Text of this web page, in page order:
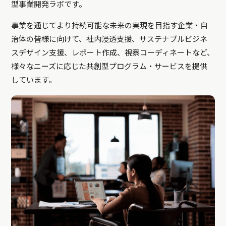
型事業開発ラボです。
事業を通じてより持続可能な未来の実現を目指す企業・自
治体の皆様に向けて、社内浸透支援、サステナブルビジネ
スデザイン支援、レポート作成、視察コーディネートなど、
様々なニーズに応じた共創型プログラム・サービスを提供
しています。